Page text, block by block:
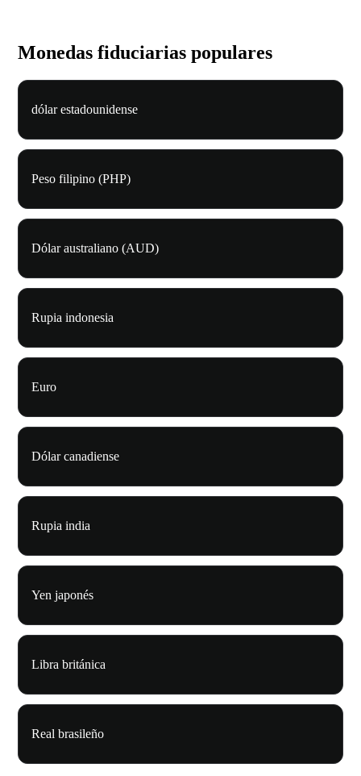
Monedas fiduciarias populares
dólar estadounidense
Peso filipino (PHP)
Dólar australiano (AUD)
Rupia indonesia
Euro
Dólar canadiense
Rupia india
Yen japonés
Libra británica
Real brasileño